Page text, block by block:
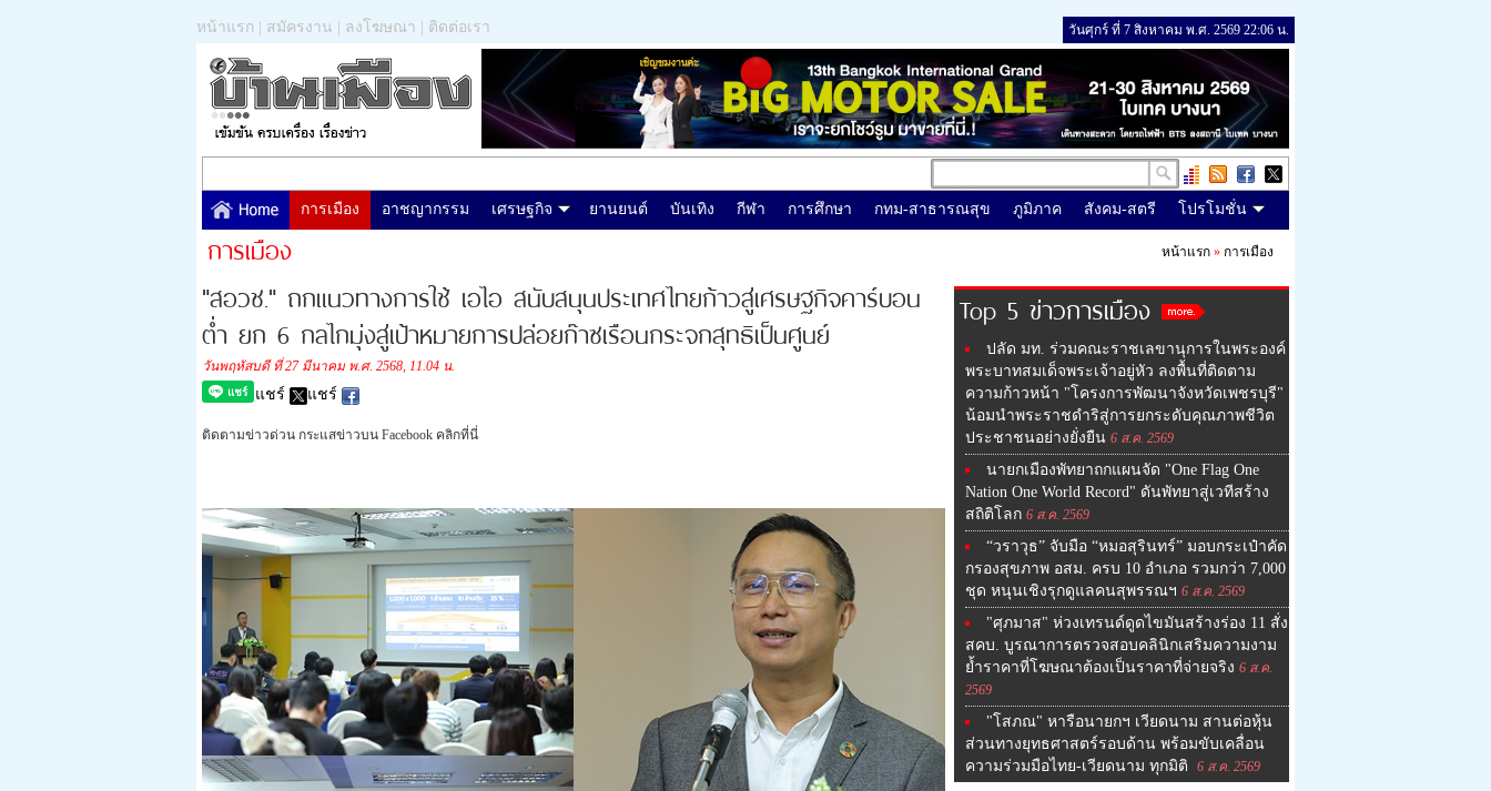
หน้าแรก สมัครงาน ลงโฆษณา ติดต่อเรา วันศุกร์ ที่ 7 สิงหาคม พ.ศ. 2569 22:06 น.
การเมือง อาชญากรรม เศรษฐกิจ ยานยนต์ บันเทิง กีฬา การศึกษา กทม-สาธารณสุข ภูมิภาค สังคม-สตรี โปรโมชั่น
การเมือง
"สอวช." ถกแนวทางการใช้ เอไอ สนับสนุนประเทศไทยก้าวสู่เศรษฐกิจคาร์บอน
ต่ำ ยก 6 กลไกมุ่งสู่เป้าหมายการปล่อยก๊าซเรือนกระจกสุทธิเป็นศูนย์
วันพฤหัสบดี ที่ 27 มีนาคม พ.ศ. 2568, 11.04 น.
แชร์ แชร์
ติดตามข่าวด่วน กระแสข่าวบน Facebook คลิกที่นี่
หน้าแรก » การเมือง
Top 5 ข่าวการเมือง
ปลัด มท. ร่วมคณะราชเลขานุการในพระองค์
พระบาทสมเด็จพระเจ้าอยู่หัว ลงพื้นที่ติดตาม
ความก้าวหน้า "โครงการพัฒนาจังหวัดเพชรบุรี"
น้อมนำพระราชดำริสู่การยกระดับคุณภาพชีวิต
ประชาชนอย่างยั่งยืน 6 ส.ค. 2569
นายกเมืองพัทยาถกแผนจัด "One Flag One
Nation One World Record" ดันพัทยาสู่เวทีสร้าง
สถิติโลก 6 ส.ค. 2569
“วราวุธ” จับมือ “หมอสุรินทร์” มอบกระเป๋าคัด
กรองสุขภาพ อสม. ครบ 10 อำเภอ รวมกว่า 7,000
ชุด หนุนเชิงรุกดูแลคนสุพรรณฯ 6 ส.ค. 2569
"ศุภมาส" ห่วงเทรนด์ดูดไขมันสร้างร่อง 11 สั่ง
สคบ. บูรณาการตรวจสอบคลินิกเสริมความงาม
ย้ำราคาที่โฆษณาต้องเป็นราคาที่จ่ายจริง 6 ส.ค.
2569
"โสภณ" หารือนายกฯ เวียดนาม สานต่อหุ้น
ส่วนทางยุทธศาสตร์รอบด้าน พร้อมขับเคลื่อน
ความร่วมมือไทย-เวียดนาม ทุกมิติ
6 ส.ค. 2569